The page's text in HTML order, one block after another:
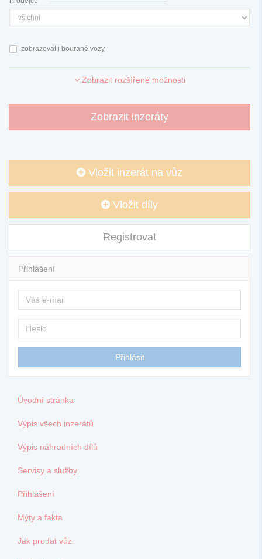
zobrazovat i bourané vozy
Zobrazit rozšířené možnosti
Zobrazit inzeráty
Vložit inzerát na vůz
Vložit díly
Registrovat
Přihlášení
Úvodní stránka
Výpis všech inzerátů
Výpis náhradních dílů
Servisy a služby
Přihlášení
Mýty a fakta
Jak prodat vůz